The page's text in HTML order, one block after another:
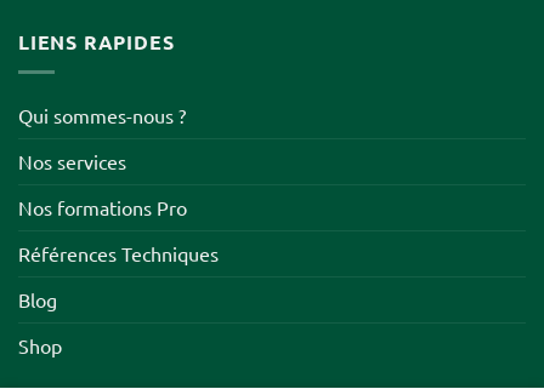
LIENS RAPIDES
Qui sommes-nous ?
Nos services
Nos formations Pro
Références Techniques
Blog
Shop